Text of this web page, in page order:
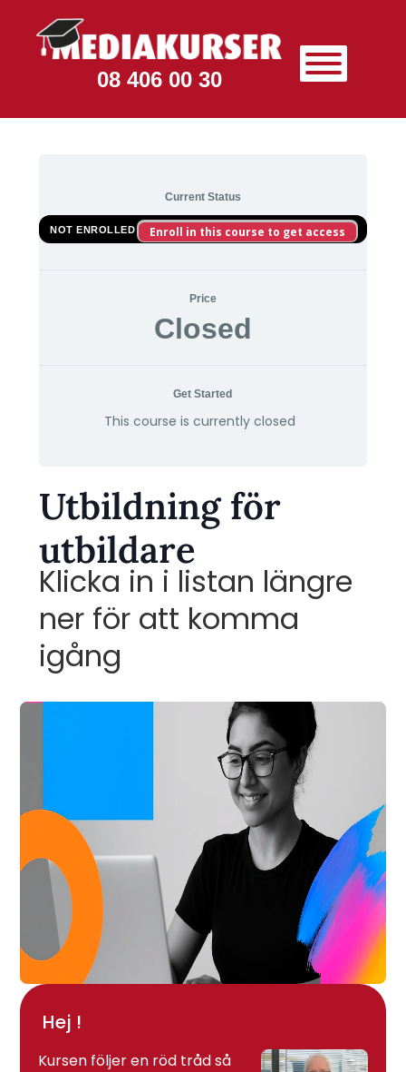
08 406 00 30
Current Status
NOT ENROLLED Enroll in this course to get access
Price
Closed
Get Started
This course is currently closed
Utbildning för
utbildare
Klicka in i listan längre
ner för att komma
igång
Hej !
Kursen följer en röd tråd så